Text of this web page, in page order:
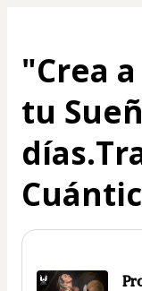
"Crea a
tu